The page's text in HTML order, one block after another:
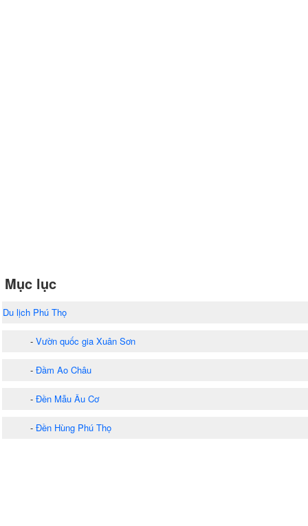
Mục lục
Du lịch Phú Thọ
- Vườn quốc gia Xuân Sơn
- Đầm Ao Châu
- Đền Mẫu Âu Cơ
- Đền Hùng Phú Thọ